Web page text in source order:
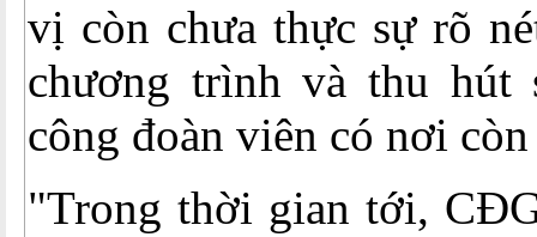
vị còn chưa thực sự rõ
chương trình và thu hút
công đoàn viên có nơi
"Trong thời gian tới,